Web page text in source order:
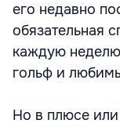
его недавно
обязательная
каждую неделю
гольф и
Но в плюсе